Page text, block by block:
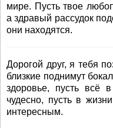
мире. Пусть твое
а здравый рассудок
они находятся.
Дорогой друг, я тебя
близкие поднимут
здоровье, пусть всё
чудесно, пусть в
интересным.